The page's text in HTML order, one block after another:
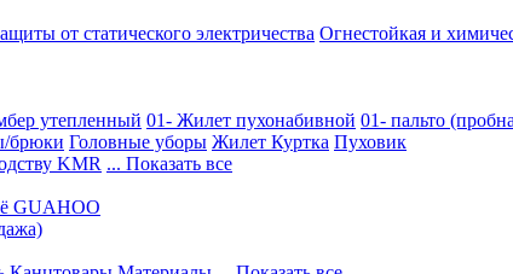
от статического электричества Огнестойкая и
утепленный 01- Жилет пухонабивной 01- пальто
брюки Головные уборы Жилет Куртка Пуховик
KMR ... Показать все
GUAHOO